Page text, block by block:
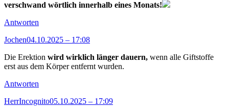
verschwand wörtlich innerhalb eines Monats!
Antworten
Jochen04.10.2025 – 17:08
Die Erektion wird wirklich länger dauern, wenn alle Giftstoffe
erst aus dem Körper entfernt wurden.
Antworten
HerrIncognito05.10.2025 – 17:09